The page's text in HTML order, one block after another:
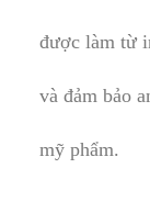
được làm từ
và đảm bảo
mỹ phẩm.